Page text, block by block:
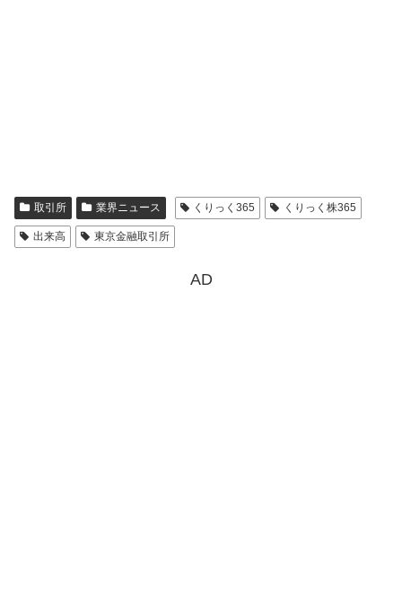
取引所 業界ニュース くりっく365 くりっく株365
出来高 東京金融取引所
AD